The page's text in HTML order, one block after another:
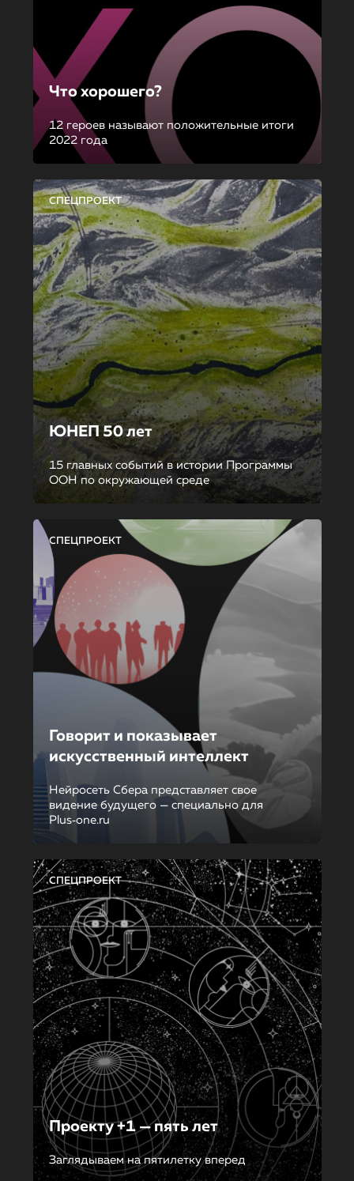
Что хорошего?
12 героев называют положительные итоги
2022 года
СПЕЦПРОЕКТ
ЮНЕП 50 лет
15 главных событий в истории Программы
ООН по окружающей среде
СПЕЦПРОЕКТ
Говорит и показывает
искусственный интеллект
Нейросеть Сбера представляет свое
видение будущего — специально для
Plus‑one.ru
СПЕЦПРОЕКТ
Проекту +1 — пять лет
Заглядываем на пятилетку вперед